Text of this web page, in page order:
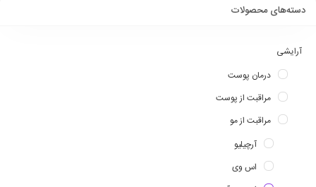
دسته‌های محصولات
آرایشی
درمان پوست
مراقبت از پوست
مراقبت از مو
آرچیلیو
اس وی